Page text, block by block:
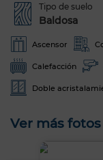
Tipo de suelo
Baldosa
Ascensor
Calefacción
Doble
Ver más fotos